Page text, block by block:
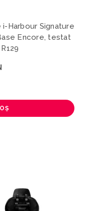
Harbour Signature
Encore, testat